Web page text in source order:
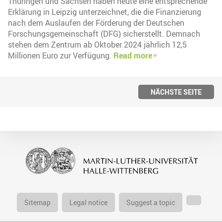
Erklärung in Leipzig unterzeichnet, die die Finanzierung
nach dem Auslaufen der Förderung der Deutschen
Forschungsgemeinschaft (DFG) sicherstellt. Demnach
stehen dem Zentrum ab Oktober 2024 jährlich 12,5
Millionen Euro zur Verfügung. Read more
NÄCHSTE SEITE
Sitemap Legal notice Suggest a topic